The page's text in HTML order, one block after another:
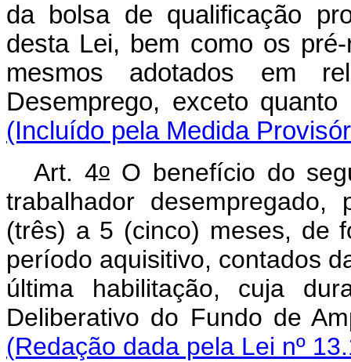
da bolsa de qualificação
desta Lei, bem como os
mesmos adotados em
Desemprego, exceto
(Incluído pela Medida
Art. 4oO benefício do
trabalhador
(três) a 5 (cinco) meses, de
período aquisitivo, contados
última habilitação, cuja
Deliberativo do Fundo de
(Redação dada pela Lei nº